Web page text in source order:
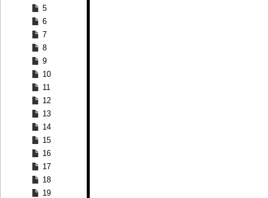
5
6
7
8
9
10
11
12
13
14
15
16
17
18
19